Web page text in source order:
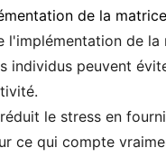
de la
l'implémentation de
individus peuvent
le stress en
ce qui compte